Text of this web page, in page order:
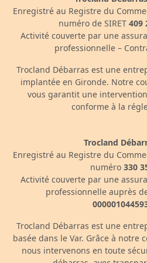
Enregistré au Registre du
numéro de SIRET 409
Activité couverte par une
professionnelle –
Trocland Débarras est une
implantée en Gironde. Notre
vous garantit une
conforme à la
Trocland
Enregistré au Registre du
numéro 330
Activité couverte par une
professionnelle auprès
Trocland Débarras est une
basée dans le Var. Grâce à notre
nous intervenons en toute